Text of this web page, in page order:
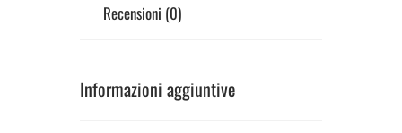
Recensioni (0)
Informazioni aggiuntive